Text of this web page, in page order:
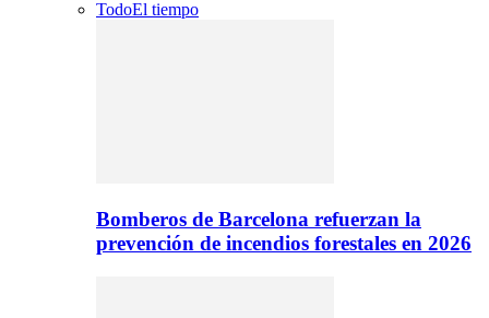
TodoEl tiempo
Bomberos de Barcelona refuerzan la
prevención de incendios forestales en 2026